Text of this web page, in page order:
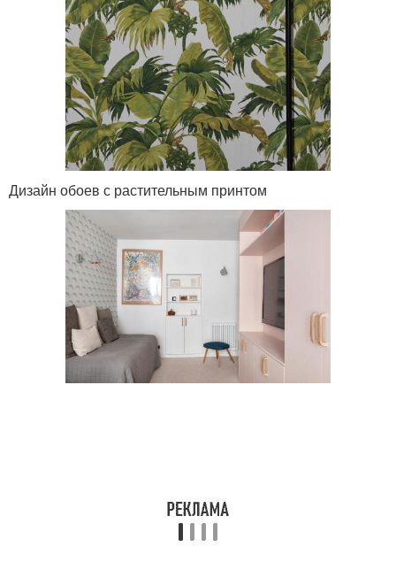
Дизайн обоев с растительным принтом